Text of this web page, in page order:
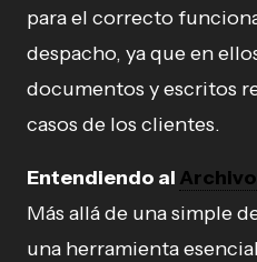
para el correcto
despacho, ya que en
documentos y escritos
casos de los clientes.
Entendiendo al Archivo
Más allá de una simple
una herramienta